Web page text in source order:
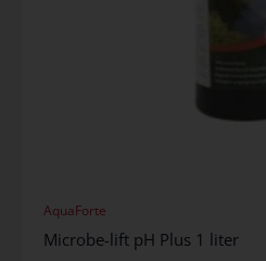
AquaForte
Microbe-lift pH Plus 1 liter